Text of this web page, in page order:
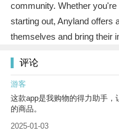
community. Whether
starting out, Anyland offers
themselves and bring their
评论
游客
这款app是我购物的得力助手
的商品。
2025-01-03